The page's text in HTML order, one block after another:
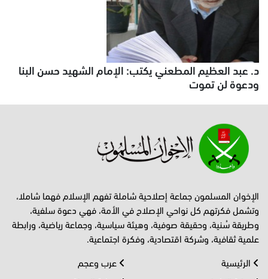
د. عبد العظيم المطعني يكتب: الإمام الشهيد حسن البنا
ودعوة لن تموت
الإخوان المسلمون جماعة إصلاحية شاملة تفهم الإسلام فهما شاملا،
وتشمل فكرتهم كل نواحي الإصلاح في الأمة، فهي دعوة سلفية،
وطريقة سُنية، وحقيقة صوفية، وهيئة سياسية، وجماعة رياضية، ورابطة
علمية ثقافية، وشركة اقتصادية، وفكرة اجتماعية.
الرئيسية
عرب وعجم